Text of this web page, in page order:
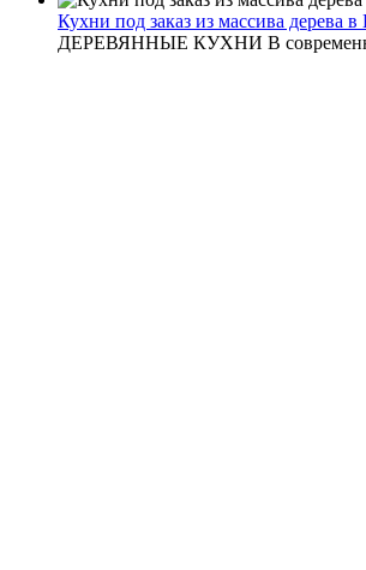
Кухни под заказ из массива дерева
ДЕРЕВЯННЫЕ КУХНИ В современном